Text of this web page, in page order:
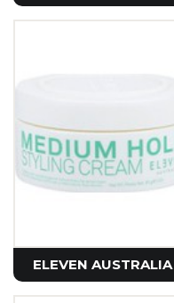
ELEVEN AUSTRALIA